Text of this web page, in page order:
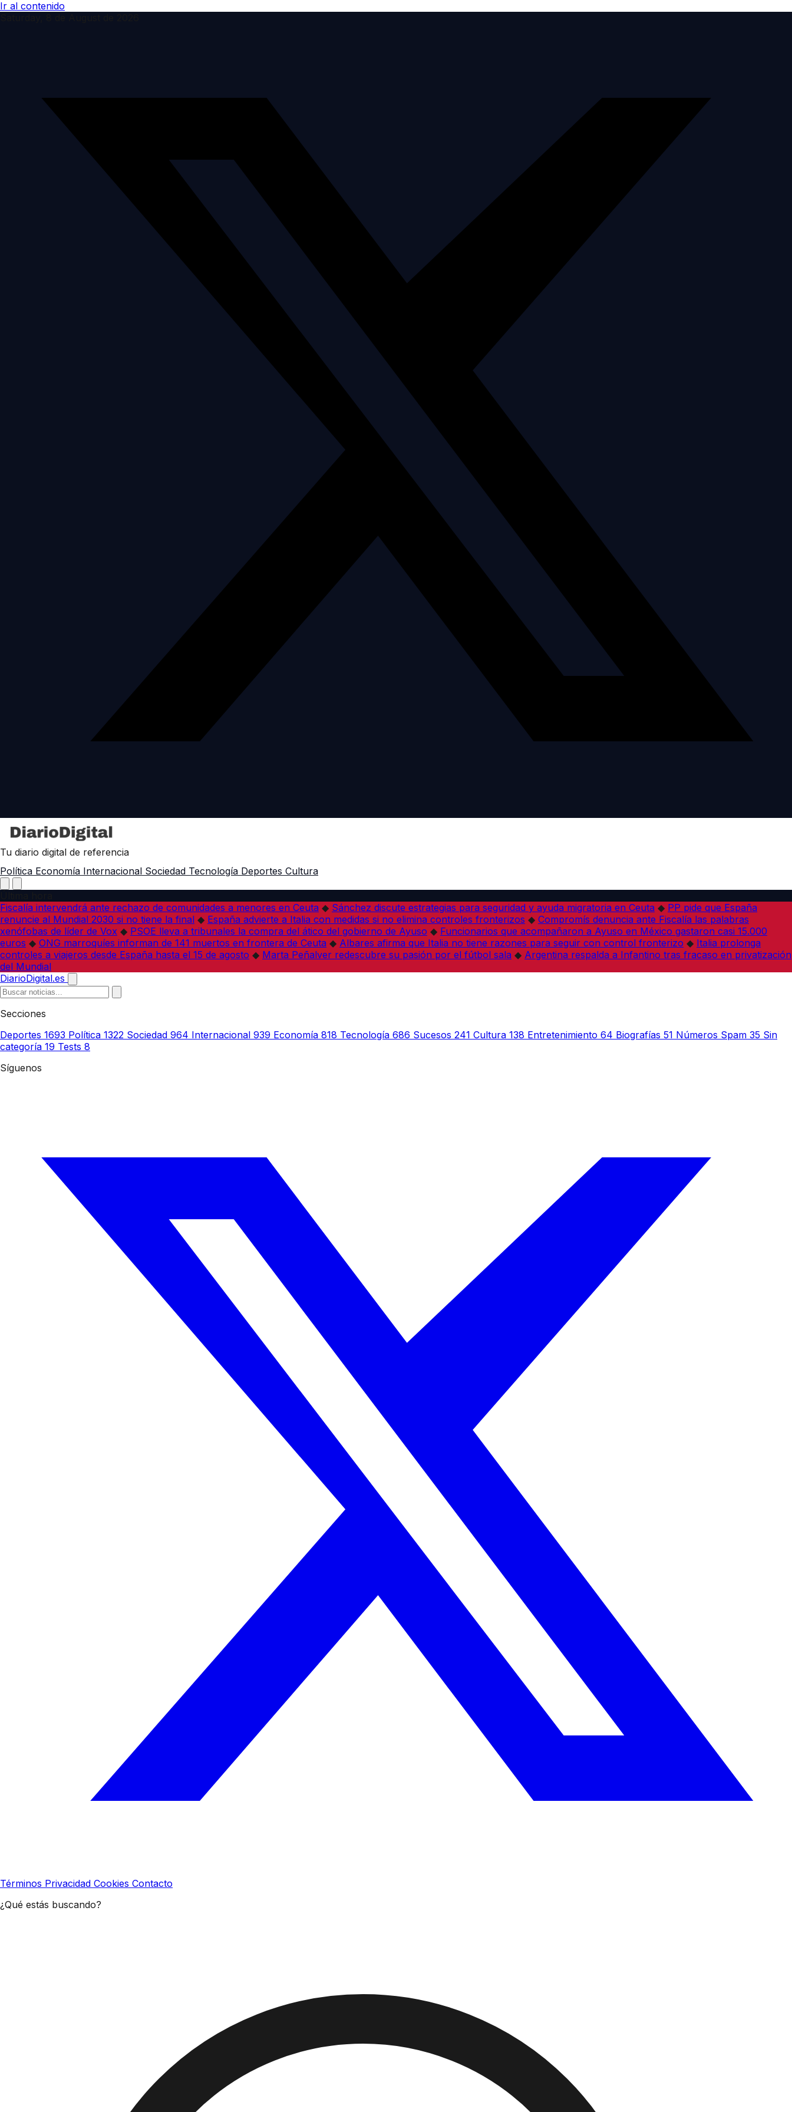
Ir al contenido
Tu diario digital de referencia
Política Economía Internacional Sociedad Tecnología Deportes Cultura
Fiscalía intervendrá ante rechazo de comunidades a menores en Ceuta ◆ Sánchez discute estrategias para seguridad y ayuda migratoria en Ceuta ◆ PP pide que España
renuncie al Mundial 2030 si no tiene la final ◆ España advierte a Italia con medidas si no elimina controles fronterizos ◆ Compromís denuncia ante Fiscalía las palabras
xenófobas de líder de Vox ◆ PSOE lleva a tribunales la compra del ático del gobierno de Ayuso ◆ Funcionarios que acompañaron a Ayuso en México gastaron casi 15.000
euros ◆ ONG marroquíes informan de 141 muertos en frontera de Ceuta ◆ Albares afirma que Italia no tiene razones para seguir con control fronterizo ◆ Italia prolonga
controles a viajeros desde España hasta el 15 de agosto ◆ Marta Peñalver redescubre su pasión por el fútbol sala ◆ Argentina respalda a Infantino tras fracaso en privatización
del Mundial
DiarioDigital.es
Secciones
Deportes 1693 Política 1322 Sociedad 964 Internacional 939 Economía 818 Tecnología 686 Sucesos 241 Cultura 138 Entretenimiento 64 Biografías 51 Números Spam 35 Sin
categoría 19 Tests 8
Síguenos
Términos Privacidad Cookies Contacto
¿Qué estás buscando?